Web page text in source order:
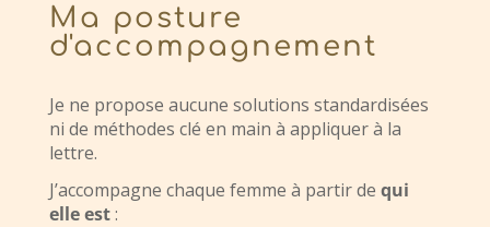
Ma posture
d'accompagnement
Je ne propose aucune solutions standardisées
ni de méthodes clé en main à appliquer à la
lettre.
J’accompagne chaque femme à partir de qui
elle est: